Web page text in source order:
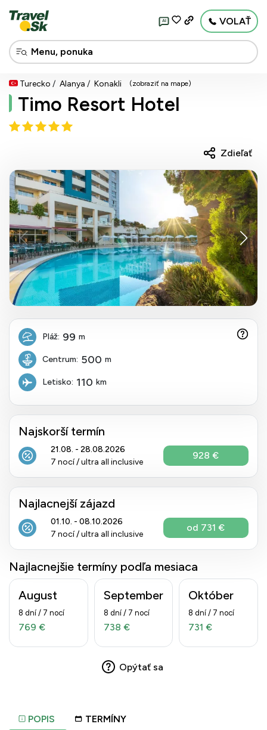
AI VOLAŤ
Turecko Alanya Konakli (zobraziť na mape)
Timo Resort Hotel
Zdieľať
POPIS TERMÍNY
Pláž: 99 m
Centrum: 500 m
Letisko: 110 km
Najskorší termín
21.08. - 28.08.2026
7 nocí / ultra all inclusive
928 €
Najlacnejší zájazd
01.10. - 08.10.2026
7 nocí / ultra all inclusive
od 731 €
Najlacnejšie termíny podľa mesiaca
August
8 dní / 7 nocí
769 €
September
8 dní / 7 nocí
738 €
Október
8 dní / 7 nocí
731 €
Opýtať sa